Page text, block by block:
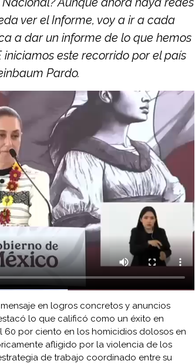
ver el Informe, voy a ir a cada
a dar un informe de lo que hemos
iniciamos este recorrido por el país
Pardo.
en logros concretos y anuncios
lo que calificó como un éxito en
por ciento en los homicidios dolosos en
afligido por la violencia de los
de trabajo coordinado entre su